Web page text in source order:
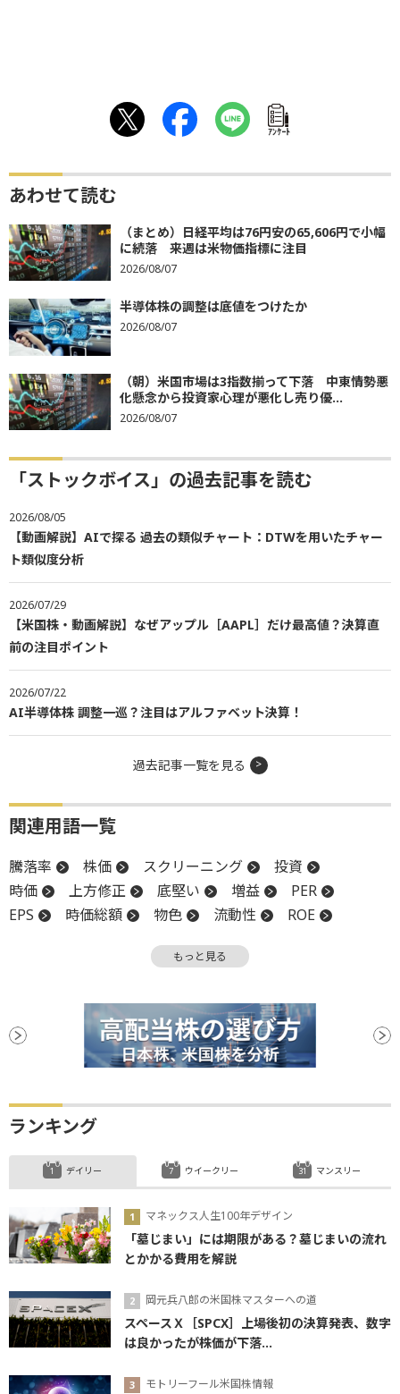
ｱﾝｹｰﾄ
あわせて読む
（まとめ）日経平均は76円安の65,606円で小幅
に続落 来週は米物価指標に注目
2026/08/07
半導体株の調整は底値をつけたか
2026/08/07
（朝）米国市場は3指数揃って下落 中東情勢悪
化懸念から投資家心理が悪化し売り優...
2026/08/07
「ストックボイス」の過去記事を読む
2026/08/05
【動画解説】AIで探る 過去の類似チャート：DTWを用いたチャー
ト類似度分析
2026/07/29
【米国株・動画解説】なぜアップル［AAPL］だけ最高値？決算直
前の注目ポイント
2026/07/22
AI半導体株 調整一巡？注目はアルファベット決算！
過去記事一覧を見る
関連用語一覧
騰落率 株価 スクリーニング
投資
時価
上方修正 底堅い 増益
PER
EPS
時価総額 物色 流動性
ROE
PBRもっと見る
ランキング
デイリー
マネックス人生100年デザイン
「墓じまい」には期限がある？墓じまいの流れ
とかかる費用を解説
岡元兵八郎の米国株マスターへの道
スペースＸ［SPCX］上場後初の決算発表、数字
は良かったが株価が下落...
モトリーフール米国株情報
ウイークリー マンスリー